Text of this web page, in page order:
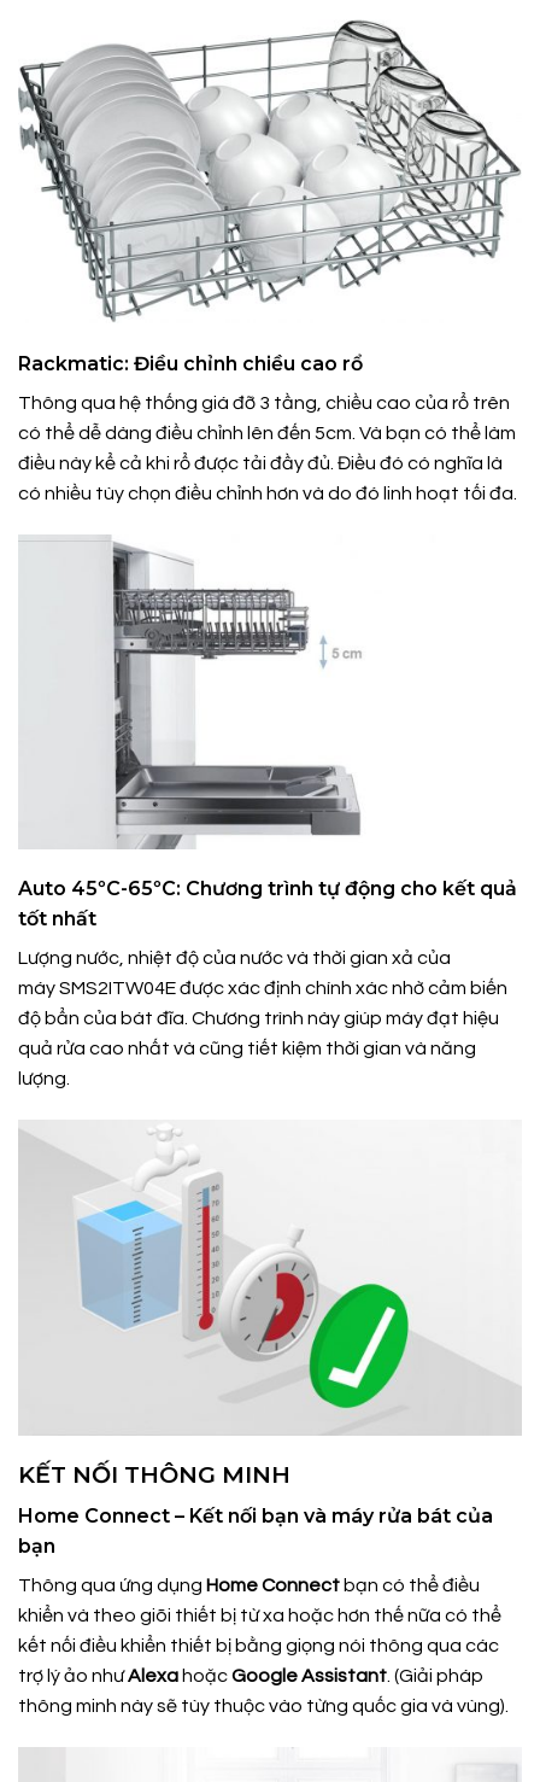
Rackmatic: Điều chỉnh chiều cao rổ
Thông qua hệ thống giá đỡ 3 tầng, chiều cao của rổ trên
có thể dễ dàng điều chỉnh lên đến 5cm. Và bạn có thể làm
điều này kể cả khi rổ được tải đầy đủ. Điều đó có nghĩa là
có nhiều tùy chọn điều chỉnh hơn và do đó linh hoạt tối đa.
Auto 45ºC-65ºC: Chương trình tự động cho kết quả
tốt nhất
Lượng nước, nhiệt độ của nước và thời gian xả của
máy SMS2ITW04E được xác định chính xác nhờ cảm biến
độ bẩn của bát đĩa. Chương trình này giúp máy đạt hiệu
quả rửa cao nhất và cũng tiết kiệm thời gian và năng
lượng.
KẾT NỐI THÔNG MINH
Home Connect – Kết nối bạn và máy rửa bát của
bạn
Thông qua ứng dụng Home Connect bạn có thể điều
khiển và theo giõi thiết bị từ xa hoặc hơn thế nữa có thể
kết nối điều khiển thiết bị bằng giọng nói thông qua các
trợ lý ảo nhưAlexa hoặcGoogle Assistant . (Giải pháp
thông minh này sẽ tùy thuộc vào từng quốc gia và vùng).